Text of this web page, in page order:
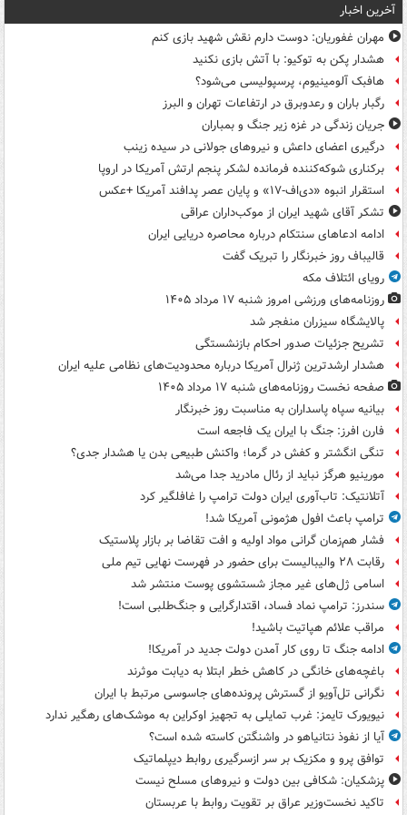
آخرین اخبار
مهران غفوریان: دوست دارم نقش شهید بازی کنم
هشدار پکن به توکیو: با آتش بازی نکنید
هافبک آلومینیوم، پرسپولیسی می‌شود؟
رگبار باران و رعدوبرق در ارتفاعات تهران و البرز
جریان زندگی در غزه زیر جنگ و بمباران
درگیری اعضای داعش و نیروهای جولانی در سیده زینب
برکناری شوکه‌کننده فرمانده لشکر پنجم ارتش آمریکا در اروپا
استقرار انبوه «دی‌اف‑۱۷» و پایان عصر پدافند آمریکا +عکس
تشکر آقای شهید ایران از موکب‌داران عراقی
ادامه ادعاهای سنتکام درباره محاصره دریایی ایران
قالیباف روز خبرنگار را تبریک گفت
رویای ائتلاف مکه
روزنامه‌های ورزشی امروز ‌شنبه ۱۷ مرداد ۱۴۰۵
پالایشگاه سیزران منفجر شد
تشریح جزئیات صدور احکام بازنشستگی
هشدار ارشدترین ژنرال آمریکا درباره محدودیت‌های نظامی علیه ایران
صفحه نخست روزنامه‌های شنبه ۱۷ مرداد ۱۴۰۵
بیانیه سپاه پاسداران به مناسبت روز خبرنگار
فارن افرز: جنگ با ایران یک فاجعه است
تنگی انگشتر و کفش در گرما؛ واکنش طبیعی بدن یا هشدار جدی؟
مورینیو هرگز نباید از رئال مادرید جدا می‌شد
آتلانتیک: تاب‌آوری ایران دولت ترامپ را غافلگیر کرد
ترامپ باعث افول هژمونی آمریکا شد!
فشار هم‌زمان گرانی مواد اولیه و افت تقاضا بر بازار پلاستیک
رقابت ۲۸ والیبالیست برای حضور در فهرست نهایی تیم ملی
اسامی ژل‌های غیر مجاز شستشوی پوست منتشر شد
سندرز: ترامپ نماد فساد، اقتدارگرایی و جنگ‌طلبی است!
مراقب علائم هپاتیت باشید!
ادامه جنگ تا روی کار آمدن دولت جدید در آمریکا!
باغچه‌های خانگی در کاهش خطر ابتلا به دیابت موثرند
نگرانی تل‌آویو از گسترش پرونده‌های جاسوسی مرتبط با ایران
نیویورک تایمز: غرب تمایلی به تجهیز اوکراین به موشک‌های رهگیر ندارد
آیا از نفوذ نتانیاهو در واشنگتن کاسته شده است؟
توافق پرو و مکزیک بر سر ازسرگیری روابط دیپلماتیک
پزشکیان: شکافی بین دولت و نیروهای مسلح نیست
تاکید نخست‌وزیر عراق بر تقویت روابط با عربستان